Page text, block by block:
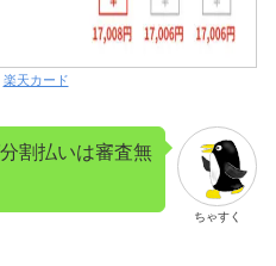
楽天カード
ちゃすく
割払いは審査無